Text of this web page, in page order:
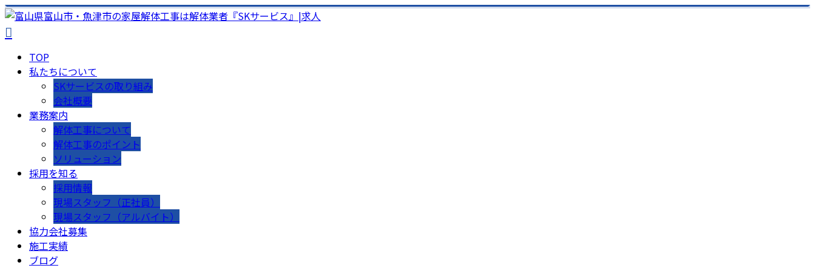
TOP
私たちについて
SKサービスの取り組み
会社概要
業務案内
解体工事について
解体工事のポイント
ソリューション
採用を知る
採用情報
現場スタッフ（正社員）
現場スタッフ（アルバイト）
協力会社募集
施工実績
ブログ